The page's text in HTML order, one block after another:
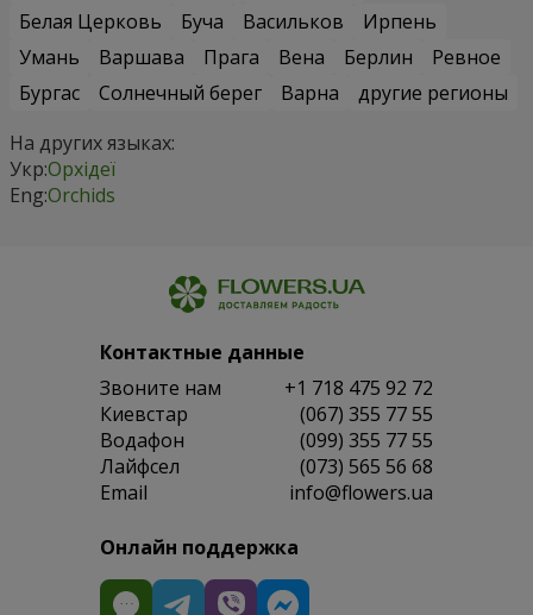
Белая Церковь
Буча Васильков
Ирпень
Умань
Варшава Прага Вена Берлин
Ревное
Бургас
Солнечный берег Варна
другие регионы
На других языках:
Укр:Орхідеї
Eng:Orchids
Контактные данные
Звоните нам
+1 718 475 92 72
Киевстар
(067) 355 77 55
Водафон
(099) 355 77 55
Лайфсел
(073) 565 56 68
Email
info@flowers.ua
Онлайн поддержка